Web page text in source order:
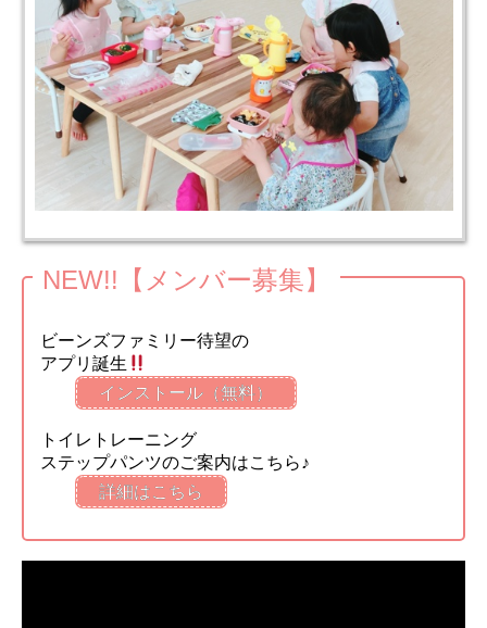
NEW!!【メンバー募集】
ビーンズファミリー待望の
アプリ誕生
インストール（無料）
トイレトレーニング
ステップパンツのご案内はこちら♪
詳細はこちら